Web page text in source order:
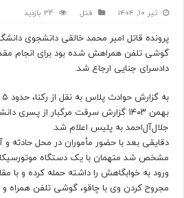
تیر ۱۰, ۱۴۰۴ قتل 34 بازدید
پرونده قاتل امیر محمد خالقی دانشجوی
گوشی تلفن همراهش شده بود برای انجام
دادسرای جنایی ارجاع شد.
بهمن ۱۴۰۳ گزارش سرقت مرگبار از پسری
جلال‌آل‌احمد به پلیس اعلام شد.
دقایقی بعد با حضور مأموران در محل حادثه و
مشخص شد متهمان با یک دستگاه
ورود به خوابگاهش را داشته حمله کرده و با
مجروح کردن وی با چاقو، گوشی تلفن همراه